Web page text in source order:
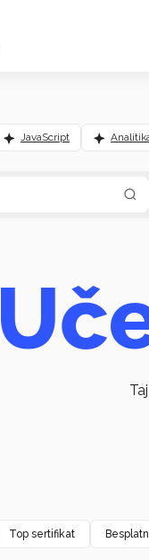
JavaScript
Top sertifikat